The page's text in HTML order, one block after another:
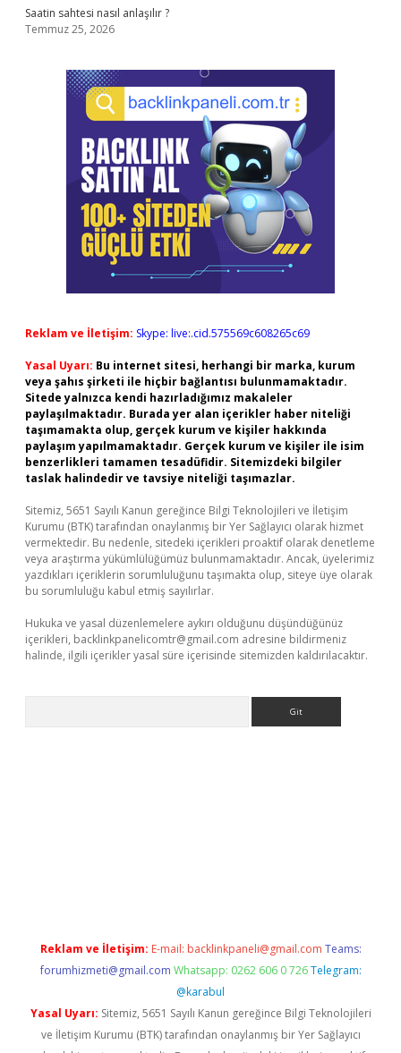
Saatin sahtesi nasıl anlaşılır ?
Temmuz 25, 2026
Reklam ve İletişim: Skype: live:.cid.575569c608265c69
Yasal Uyarı: Bu internet sitesi, herhangi bir marka, kurum
veya şahıs şirketi ile hiçbir bağlantısı bulunmamaktadır.
Sitede yalnızca kendi hazırladığımız makaleler
paylaşılmaktadır. Burada yer alan içerikler haber niteliği
taşımamakta olup, gerçek kurum ve kişiler hakkında
paylaşım yapılmamaktadır. Gerçek kurum ve kişiler ile isim
benzerlikleri tamamen tesadüfidir. Sitemizdeki bilgiler
taslak halindedir ve tavsiye niteliği taşımazlar.
Sitemiz, 5651 Sayılı Kanun gereğince Bilgi Teknolojileri ve İletişim
Kurumu (BTK) tarafından onaylanmış bir Yer Sağlayıcı olarak hizmet
vermektedir. Bu nedenle, sitedeki içerikleri proaktif olarak denetleme
veya araştırma yükümlülüğümüz bulunmamaktadır. Ancak, üyelerimiz
yazdıkları içeriklerin sorumluluğunu taşımakta olup, siteye üye olarak
bu sorumluluğu kabul etmiş sayılırlar.
Hukuka ve yasal düzenlemelere aykırı olduğunu düşündüğünüz
içerikleri, backlinkpanelicomtr@gmail.com adresine bildirmeniz
halinde, ilgili içerikler yasal süre içerisinde sitemizden kaldırılacaktır.
Reklam ve İletişim: E-mail: backlinkpaneli@gmail.com Teams:
forumhizmeti@gmail.com Whatsapp: 0262 606 0 726 Telegram:
@karabul
Yasal Uyarı: Sitemiz, 5651 Sayılı Kanun gereğince Bilgi Teknolojileri
ve İletişim Kurumu (BTK) tarafından onaylanmış bir Yer Sağlayıcı